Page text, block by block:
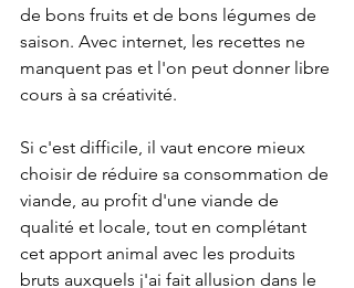
de bons fruits et de bons légumes de
saison. Avec internet, les recettes ne
manquent pas et l'on peut donner libre
cours à sa créativité.
Si c'est difficile, il vaut encore mieux
choisir de réduire sa consommation de
viande, au profit d'une viande de
qualité et locale, tout en complétant
cet apport animal avec les produits
bruts auxquels j'ai fait allusion dans le